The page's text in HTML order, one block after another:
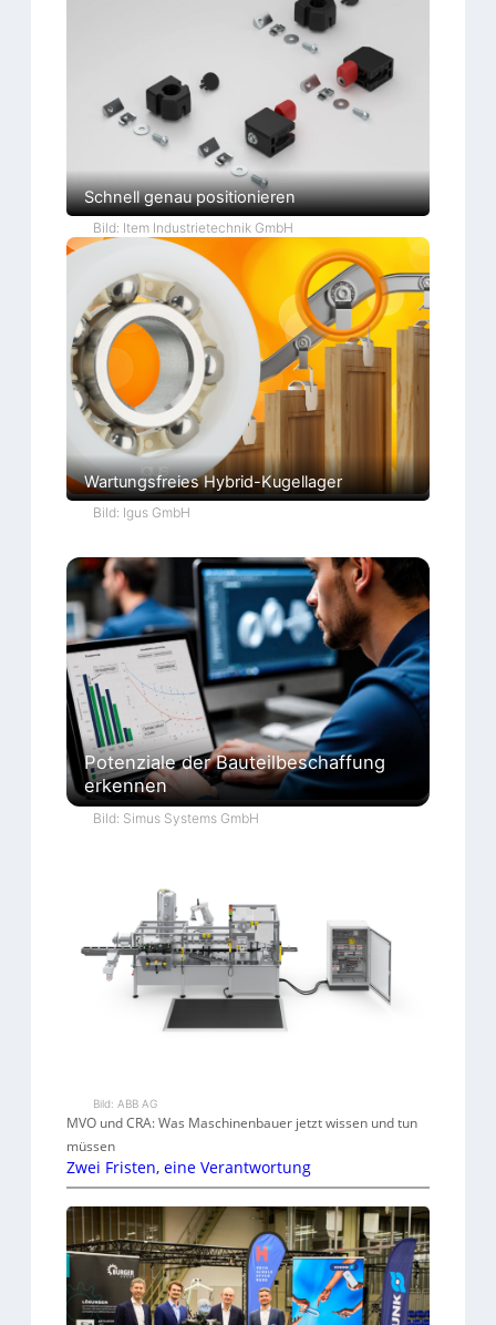
Schnell genau positionieren
Bild: Item Industrietechnik GmbH
Wartungsfreies Hybrid-Kugellager
Bild: Igus GmbH
Potenziale der Bauteilbeschaffung
erkennen
Bild: Simus Systems GmbH
Bild: ABB AG
MVO und CRA: Was Maschinenbauer jetzt wissen und tun
müssen
Zwei Fristen, eine Verantwortung